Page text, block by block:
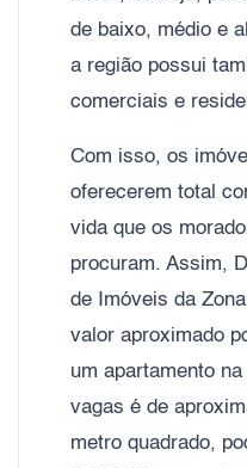
de baixo, médio e
a região possui
comerciais e
Com isso, os
oferecerem total
vida que os
procuram. Assim,
de Imóveis da
valor aproximado
um apartamento
vagas é de
metro quadrado,